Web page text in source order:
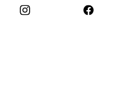
Fale com um consultor